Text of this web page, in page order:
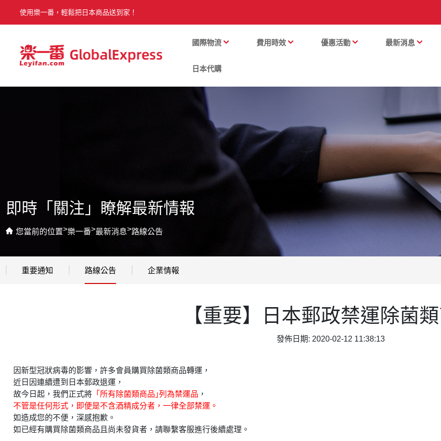
使用樂一番，輕鬆把日本商品送到家！
國際物流 費用時效 優惠活動 最新消息
日本代購
即時「關注」瞭解最新情報
您當前的位置>樂一番>最新消息>路線公告
重要通知 路線公告 企業情報
【重要】日本郵政禁運除菌
發佈日期: 2020-02-12 11:38:13
因新型冠狀病毒的影響，許多會員購買除菌類商品轉運，
近日因連續遭到日本郵政退運，
故今日起，我們正式將 「所有除菌類商品｣列為禁運品 ，
不管是任何形式，即便是不含酒精成分者，一律全部禁運。
如造成您的不便，深感抱歉。
如已經有購買除菌類商品且尚未發貨者，請聯繫客服進行後續處理。